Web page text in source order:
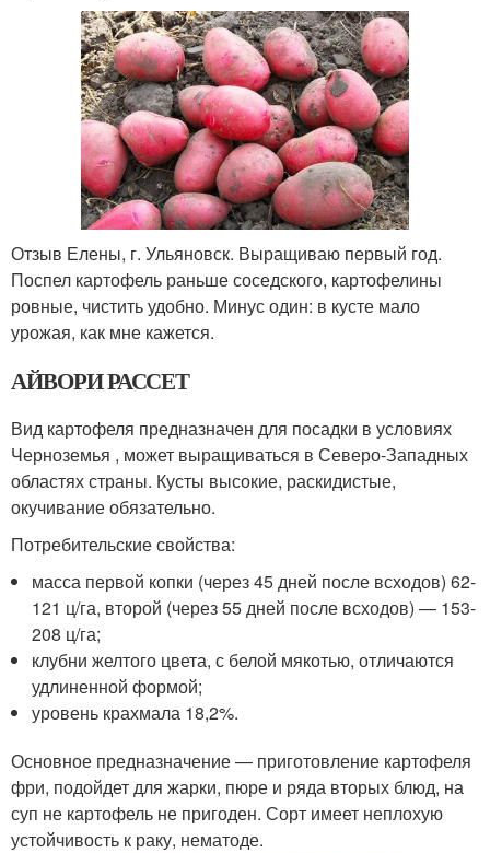
Отзыв Елены, г. Ульяновск. Выращиваю первый год.
Поспел картофель раньше соседского, картофелины
ровные, чистить удобно. Минус один: в кусте мало
урожая, как мне кажется.
АЙВОРИ РАССЕТ
Вид картофеля предназначен для посадки в условиях
Черноземья , может выращиваться в Северо-Западных
областях страны. Кусты высокие, раскидистые,
окучивание обязательно.
Потребительские свойства:
масса первой копки (через 45 дней после всходов) 62-
121 ц/га, второй (через 55 дней после всходов) — 153-
208 ц/га;
клубни желтого цвета, с белой мякотью, отличаются
удлиненной формой;
уровень крахмала 18,2%.
Основное предназначение — приготовление картофеля
фри, подойдет для жарки, пюре и ряда вторых блюд, на
суп не картофель не пригоден. Сорт имеет неплохую
устойчивость к раку, нематоде.